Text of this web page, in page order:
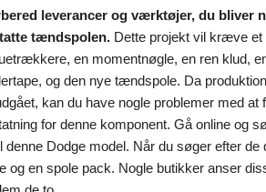
leverancer og værktøjer, du bliver
tændspolen. Dette projekt vil kræve
en momentnøgle, en ren klud,
og den nye tændspole. Da
kan du have nogle problemer med at
for denne komponent. Gå online og
Dodge model. Når du søger efter de
en spole pack. Nogle butikker anser